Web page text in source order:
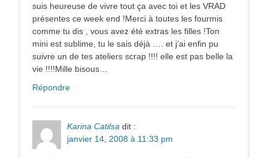
suis heureuse de vivre tout ça avec toi et les VRAD
présentes ce week end !Merci à toutes les fourmis
comme tu dis , vous avez été extras les filles !Ton
mini est sublime, tu le sais déjà …. et j’ai enfin pu
suivre un de tes ateliers scrap !!!! elle est pas belle la
vie !!!!Mille bisous…
Répondre
Karina Catilsa dit :
janvier 14, 2008 à 11:33 pm